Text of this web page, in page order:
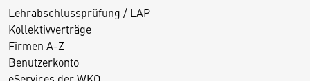
Lehrabschlussprüfung / LAP
Kollektivverträge
Firmen A-Z
Benutzerkonto